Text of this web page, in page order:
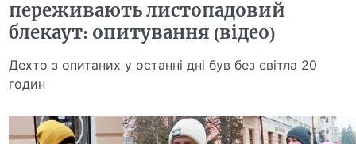
переживають листопадовий
блекаут: опитування (відео)
Дехто з опитаних у останні дні був без світла 20
годин